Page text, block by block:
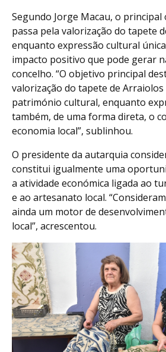
Segundo Jorge Macau, o
passa pela valorização do tapete
enquanto expressão cultural
impacto positivo que pode gerar
concelho. “O objetivo principal
valorização do tapete de
património cultural, enquanto
também, de uma forma direta, o
economia local”, sublinhou.
O presidente da autarquia
constitui igualmente uma
a atividade económica ligada ao
e ao artesanato local.
ainda um motor de
local”, acrescentou.